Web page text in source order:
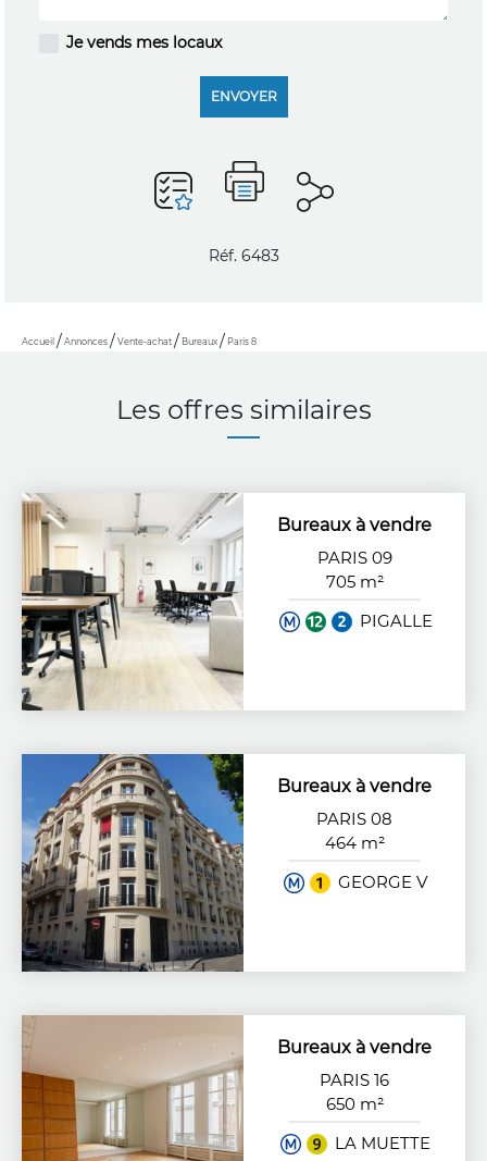
Accueil Annonces Vente-achat Bureaux Paris 8
Je vends mes locaux
ENVOYER
Réf. 6483
Les offres similaires
Bureaux à vendre
PARIS 09
705 m²
PIGALLE
Bureaux à vendre
PARIS 08
464 m²
GEORGE V
Bureaux à vendre
PARIS 16
650 m²
LA MUETTE